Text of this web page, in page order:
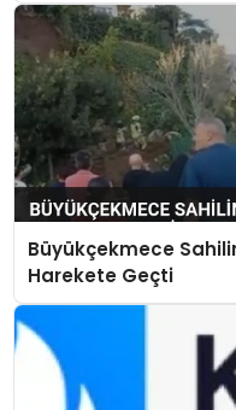
Büyükçekmece
Harekete Geçti